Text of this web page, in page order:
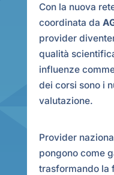
Con la nuova
coordinata da
provider
qualità
influenze
dei corsi sono i
valutazione.
Provider
pongono come
trasformando la